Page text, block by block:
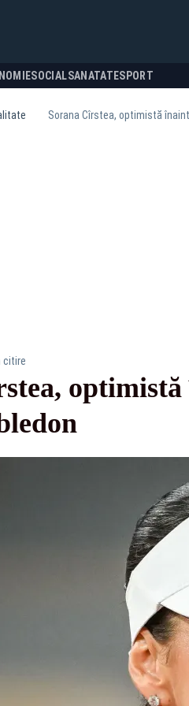
SOCIALSANATATESPORT
Sorana Cîrstea, optimistă
citire